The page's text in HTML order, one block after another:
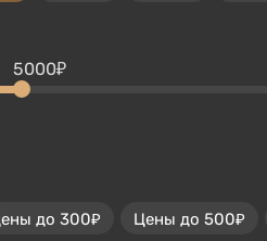
5000₽
до 300₽ Цены до 500₽